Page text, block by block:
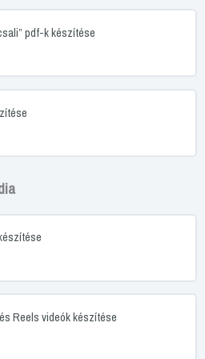
pdf-k készítése
Reels videók készítése